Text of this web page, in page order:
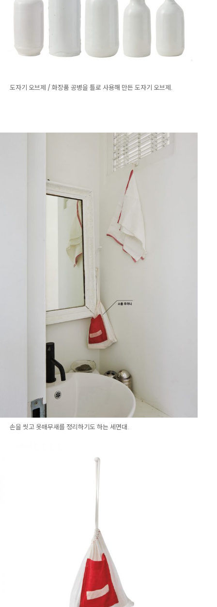
도자기 오브제 / 화장품 공병을 틀로 사용해 만든 도자기 오브제.
손을 씻고 옷매무새를 정리하기도 하는 세면대.